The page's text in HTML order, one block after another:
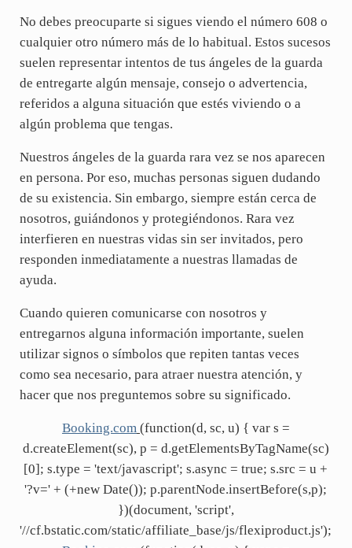
No debes preocuparte si sigues viendo el número 608 o
cualquier otro número más de lo habitual. Estos sucesos
suelen representar intentos de tus ángeles de la guarda
de entregarte algún mensaje, consejo o advertencia,
referidos a alguna situación que estés viviendo o a
algún problema que tengas.
Nuestros ángeles de la guarda rara vez se nos aparecen
en persona. Por eso, muchas personas siguen dudando
de su existencia. Sin embargo, siempre están cerca de
nosotros, guiándonos y protegiéndonos. Rara vez
interfieren en nuestras vidas sin ser invitados, pero
responden inmediatamente a nuestras llamadas de
ayuda.
Cuando quieren comunicarse con nosotros y
entregarnos alguna información importante, suelen
utilizar signos o símbolos que repiten tantas veces
como sea necesario, para atraer nuestra atención, y
hacer que nos preguntemos sobre su significado.
Booking.com (function(d, sc, u) { var s =
d.createElement(sc), p = d.getElementsByTagName(sc)
[0]; s.type = 'text/javascript'; s.async = true; s.src = u +
'?v=' + (+new Date()); p.parentNode.insertBefore(s,p);
})(document, 'script',
'//cf.bstatic.com/static/affiliate_base/js/flexiproduct.js');